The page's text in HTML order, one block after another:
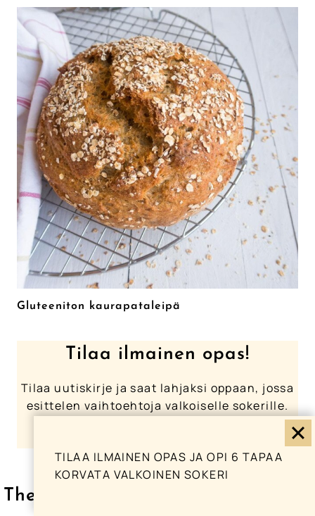
Gluteeniton kaurapataleipä
Tilaa ilmainen opas!
Tilaa uutiskirje ja saat lahjaksi oppaan, jossa
esittelen vaihtoehtoja valkoiselle sokerille.
The Queen of Delicious mediassa:
TILAA ILMAINEN OPAS JA OPI 6 TAPAA
KORVATA VALKOINEN SOKERI